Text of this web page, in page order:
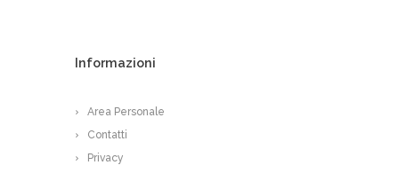
Informazioni
Area Personale
Contatti
Privacy